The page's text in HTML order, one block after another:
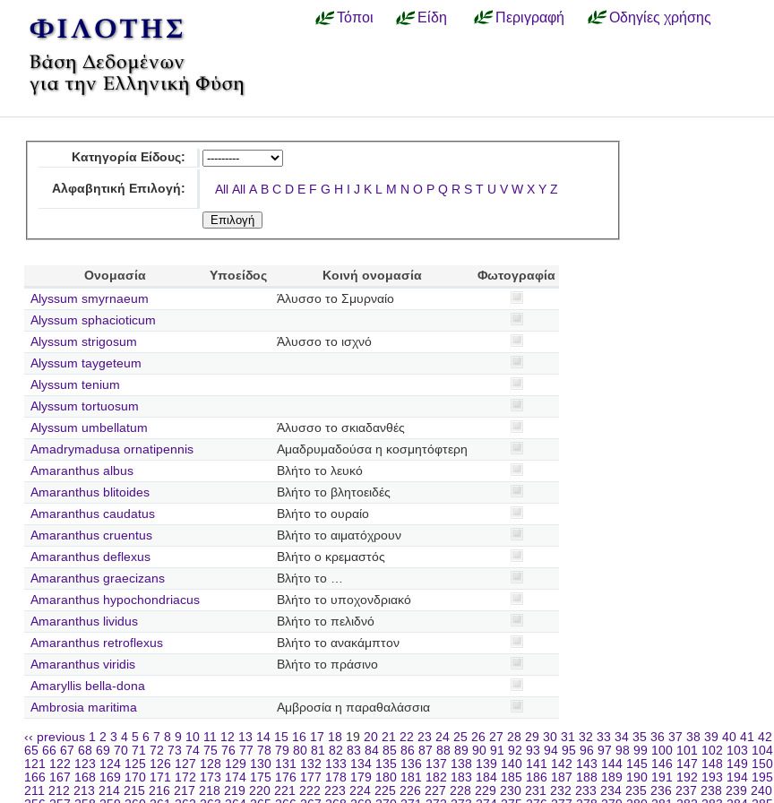
Τόποι Είδη Περιγραφή Οδηγίες χρήσης
Κατηγορία Είδους:
Αλφαβητική Επιλογή: All All A B C D E F G H I J K L M N O P Q R S T U V W X Y Z
Ονομασία Υποείδος Κοινή ονομασία
Φωτογραφία
Alyssum smyrnaeum
Άλυσσο το Σμυρναίο
Alyssum sphacioticum
Alyssum strigosum
Άλυσσο το ισχνό
Alyssum taygeteum
Alyssum tenium
Alyssum tortuosum
Alyssum umbellatum
Άλυσσο το σκιαδανθές
Amadrymadusa ornatipennis
Αμαδρυμαδούσα η κοσμητόφτερη
Amaranthus albus
Βλήτο το λευκό
Amaranthus blitoides
Βλήτο το βλητοειδές
Amaranthus caudatus
Βλήτο το ουραίο
Amaranthus cruentus
Βλήτο το αιματόχρουν
Amaranthus deflexus
Βλήτο ο κρεμαστός
Amaranthus graecizans
Βλήτο το …
Amaranthus hypochondriacus
Βλήτο το υποχονδριακό
Amaranthus lividus
Βλήτο το πελιδνό
Amaranthus retroflexus
Βλήτο το ανακάμπτον
Amaranthus viridis
Βλήτο το πράσινο
Amaryllis bella-dona
Ambrosia maritima
Αμβροσία η παραθαλάσσια
‹‹ previous 1 2 3 4 5 6 7 8 9 10 11 12 13 14 15 16 17 18 19 20 21 22 23 24 25 26 27 28 29 30 31 32 33 34 35 36 37 38 39 40 41 42
65 66 67 68 69 70 71 72 73 74 75 76 77 78 79 80 81 82 83 84 85 86 87 88 89 90 91 92 93 94 95 96 97 98 99 100 101 102 103 104
121 122 123 124 125 126 127 128 129 130 131 132 133 134 135 136 137 138 139 140 141 142 143 144 145 146 147 148 149 150
166 167 168 169 170 171 172 173 174 175 176 177 178 179 180 181 182 183 184 185 186 187 188 189 190 191 192 193 194 195
211 212 213 214 215 216 217 218 219 220 221 222 223 224 225 226 227 228 229 230 231 232 233 234 235 236 237 238 239 240